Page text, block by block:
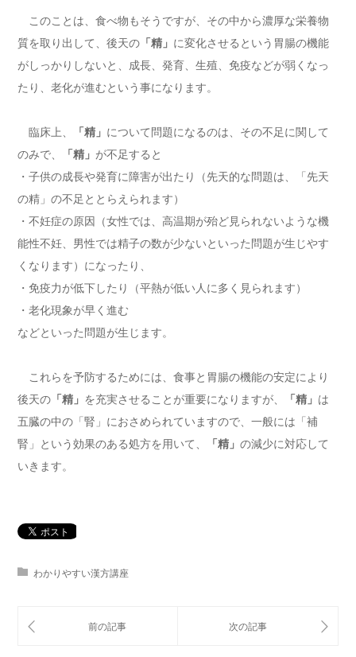
このことは、食べ物もそうですが、その中から濃厚な栄養物
質を取り出して、後天の 「精」 に変化させるという胃腸の機能
がしっかりしないと、成長、発育、生殖、免疫などが弱くなっ
たり、老化が進むという事になります。
臨床上、 「精」 について問題になるのは、その不足に関して
のみで、
「精」 が不足すると
・子供の成長や発育に障害が出たり（先天的な問題は、「先天
の精」の不足ととらえられます）
・不妊症の原因（女性では、高温期が殆ど見られないような機
能性不妊、男性では精子の数が少ないといった問題が生じやす
くなります）になったり、
・免疫力が低下したり（平熱が低い人に多く見られます）
・老化現象が早く進む
などといった問題が生じます。
これらを予防するためには、食事と胃腸の機能の安定により
後天の 「精」 を充実させることが重要になりますが、 「精」 は
五臓の中の「腎」におさめられていますので、一般には「補
腎」という効果のある処方を用いて、
「精」 の減少に対応して
いきます。
わかりやすい漢方講座